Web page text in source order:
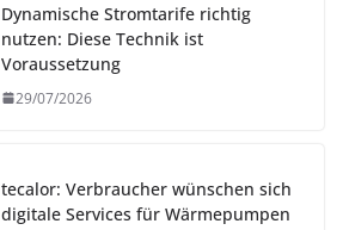
Dynamische Stromtarife richtig
nutzen: Diese Technik ist
Voraussetzung
29/07/2026
tecalor: Verbraucher wünschen sich
digitale Services für Wärmepumpen